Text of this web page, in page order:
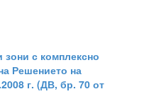
зони с комплексно
Решението на
г. (ДВ, бр. 70 от